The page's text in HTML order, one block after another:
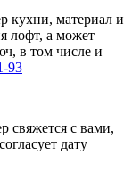
кухни, материал и
лофт, а может
в том числе и
93
свяжется с вами,
дату